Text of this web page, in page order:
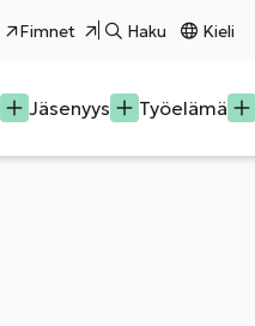
Fimnet Haku Kieli
Jäsenyys Työelämä